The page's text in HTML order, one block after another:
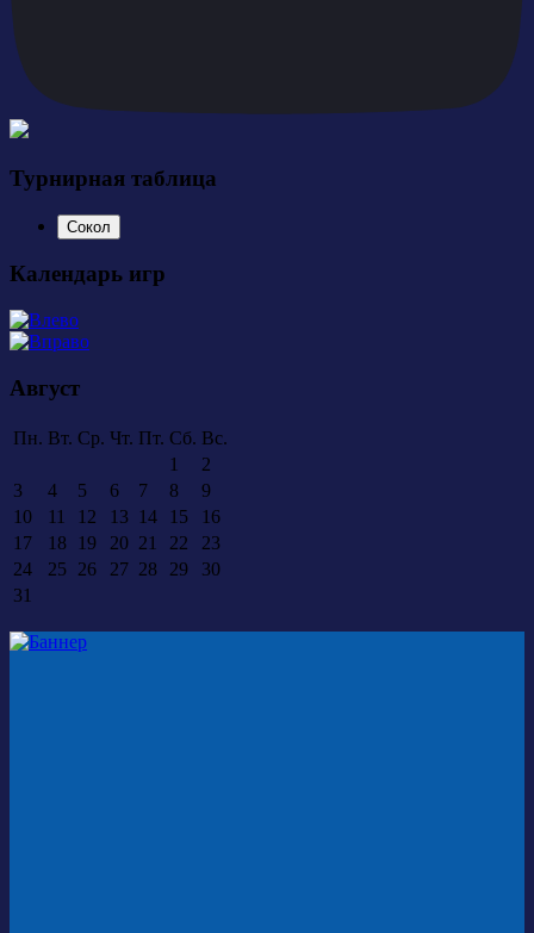
Турнирная таблица
Сокол
Календарь игр
Август
Пн. Вт. Ср. Чт. Пт. Сб. Вс.
1
2
3
4 5 6 7 8
9
10
11 12 13 14 15
16
17
18 19 20 21 22
23
24
25 26 27 28 29
30
31